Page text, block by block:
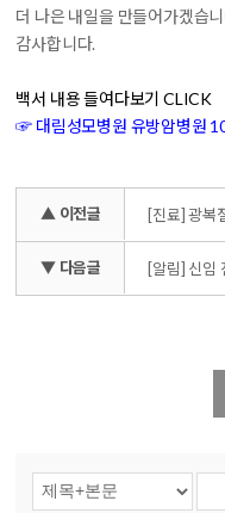
더 나은 내일을 만들어가겠습
감사합니다.
백서 내용 들여다보기 CLICK
☞ 대림성모병원 유방암병원
▲ 이전글 [진료] 광복
▼ 다음글 [알림] 신임